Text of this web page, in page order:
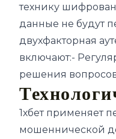
технику
данные не будут
двухфакторная
включают:-
решения вопросов
1хбет применяет
мошеннической